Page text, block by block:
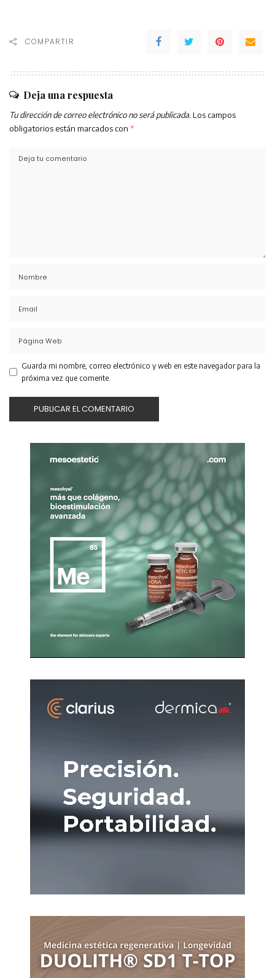
COMPARTIR
Deja una respuesta
Tu dirección de correo electrónico no será publicada. Los campos
obligatorios están marcados con *
Guarda mi nombre, correo electrónico y web en este navegador para la
próxima vez que comente.